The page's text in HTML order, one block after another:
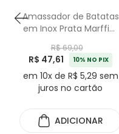
Amassador de Batatas
em Inox Prata Marffim
R$ 69,00
R$ 47,61 10% NO PIX
em 10x de R$ 5,29 sem
juros no cartão
ADICIONAR